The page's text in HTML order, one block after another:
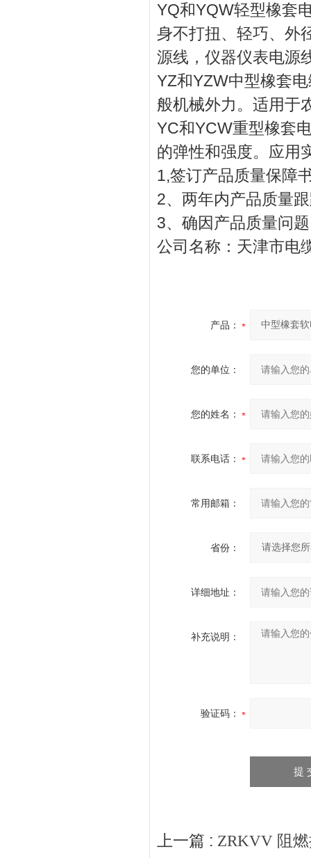
YQ和YQW轻型橡套
身不打扭、轻巧、外
源线，仪器仪表电源
YZ和YZW中型橡套
般机械外力。适用于
YC和YCW重型橡套
的弹性和强度。应用
1,签订产品质量保障
2、两年内产品质量
3、确因产品质量问
公司名称：天津市电
产品：
您的单位：
您的姓名：
联系电话：
常用邮箱：
省份：
详细地址：
补充说明：
验证码：
上一篇 : ZRKVV 阻